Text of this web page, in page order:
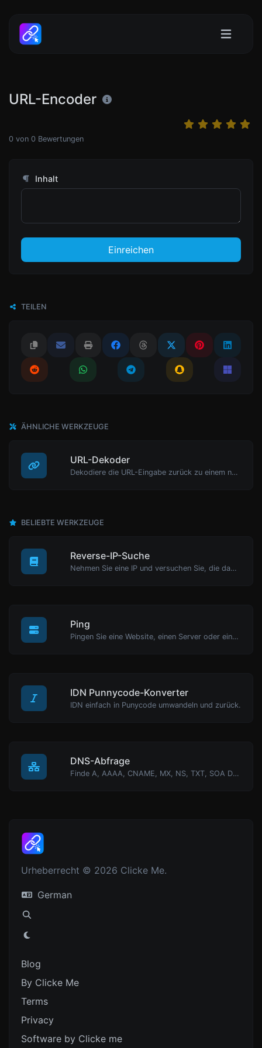
URL-Encoder
0 von 0 Bewertungen
Inhalt
Einreichen
TEILEN
ÄHNLICHE WERKZEUGE
URL-Dekoder
Dekodiere die URL-Eingabe zurück zu einem normalen String.
BELIEBTE WERKZEUGE
Reverse-IP-Suche
Nehmen Sie eine IP und versuchen Sie, die damit verbundene Domain/Host zu finden.
Ping
Pingen Sie eine Website, einen Server oder einen Port.
IDN Punnycode-Konverter
IDN einfach in Punycode umwandeln und zurück.
DNS-Abfrage
Finde A, AAAA, CNAME, MX, NS, TXT, SOA DNS-Einträge eines Hosts.
Urheberrecht © 2026 Clicke Me.
German
Blog
By Clicke Me
Terms
Privacy
Software by Clicke me